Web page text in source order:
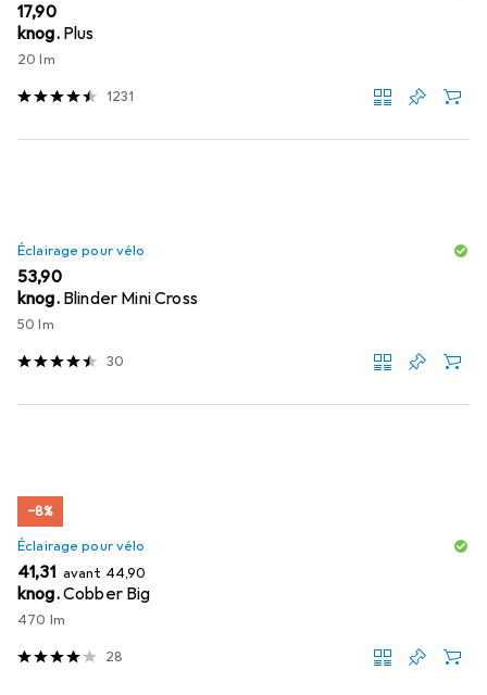
EUR
17,90
knog. Plus
20 lm
1231
Éclairage pour vélo
EUR
53,90
knog. Blinder Mini Cross
50 lm
30
−8%
Éclairage pour vélo
EUR
41,31 avant EUR
44,90
knog.Cobber Big
470 lm
28